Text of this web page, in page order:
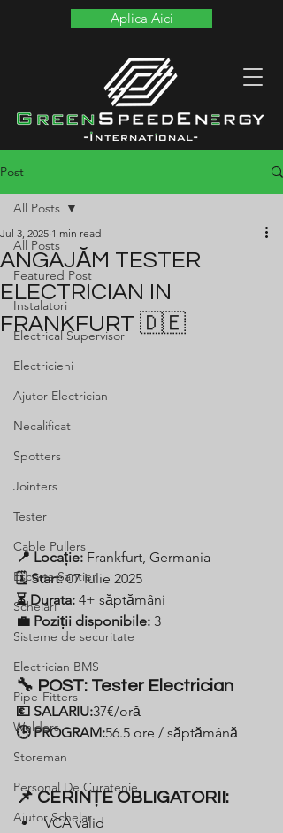
Aplica Aici
Post
All Posts
Featured Post
Instalatori
Electrical Supervisor
Electricieni
Ajutor Electrician
Necalificat
Spotters
Jointers
Tester
Cable Pullers
Escorta Santier
Schelari
Sisteme de securitate
Electrician BMS
Pipe-Fitters
Welders
Storeman
Personal De Curatenie
Ajutor Schelar
All Posts
ANGAJĂM TESTER
ELECTRICIAN IN
FRANKFURT 🇩🇪
Jul 3, 2025 1 min read
📍 Locație: Frankfurt, Germania
🗓️ Start: 07 Iulie 2025
⏳ Durata: 4+ săptămâni
💼 Poziții disponibile: 3
🔧 POST: Tester Electrician
💶 SALARIU:37€/oră
🕒 PROGRAM:56.5 ore / săptămână
📌 CERINȚE OBLIGATORII:
VCA valid